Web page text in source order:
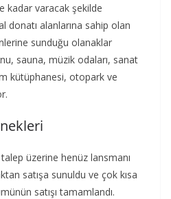
kadar varacak şekilde
donatı alanlarına sahip olan
sunduğu olanaklar
sauna, müzik odaları, sanat
kütüphanesi, otopark ve
üzerine henüz lansmanı
satışa sunuldu ve çok kısa
satışı tamamlandı.